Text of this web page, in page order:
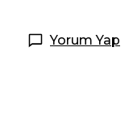
Yorum Yap